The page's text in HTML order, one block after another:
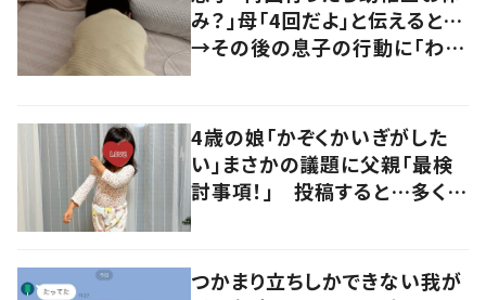
み？」母「4回だよ」と伝えると…
→その後の息子の行動に「わか
4歳の娘「かぞくかいぎがした
い」まさかの議題に父親「最検
討事項！」 投稿すると…多くの
つかまり立ちしかできない我が